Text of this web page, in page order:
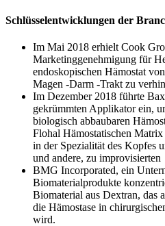
Schlüsselentwicklungen der
Im Mai 2018 erhielt Cook
Marketinggenehmigung für
endoskopischen Hämostat
Magen -Darm -Trakt zu
Im Dezember 2018 führte
gekrümmten Applikator ein,
biologisch abbaubaren
Flohal Hämostatischen
in der Spezialität des Kopfes
und andere, zu improvisierten
BMG Incorporated, ein
Biomaterialprodukte
Biomaterial aus Dextran, das
die Hämostase in
wird.